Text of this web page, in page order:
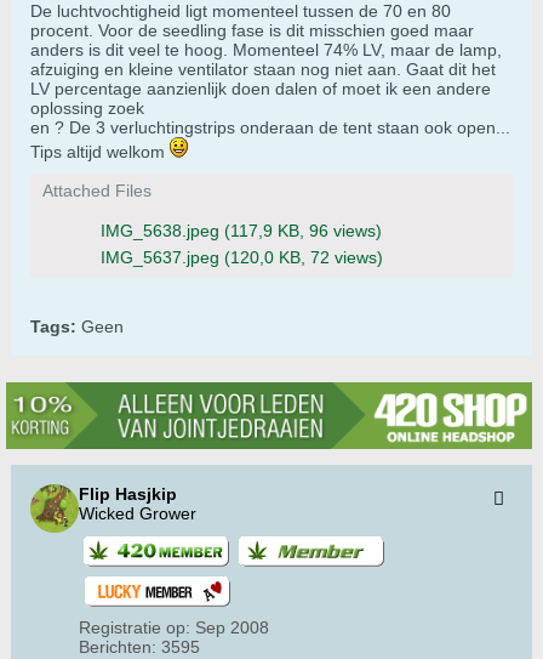
De luchtvochtigheid ligt momenteel tussen de 70 en 80
procent. Voor de seedling fase is dit misschien goed maar
anders is dit veel te hoog. Momenteel 74% LV, maar de lamp,
afzuiging en kleine ventilator staan nog niet aan. Gaat dit het
LV percentage aanzienlijk doen dalen of moet ik een andere
oplossing zoek
en ? De 3 verluchtingstrips onderaan de tent staan ook open...
Tips altijd welkom
Attached Files
IMG_5638.jpeg (117,9 KB, 96 views)
IMG_5637.jpeg (120,0 KB, 72 views)
Tags: Geen
Flip Hasjkip
Wicked Grower
Registratie op: Sep 2008
Berichten: 3595